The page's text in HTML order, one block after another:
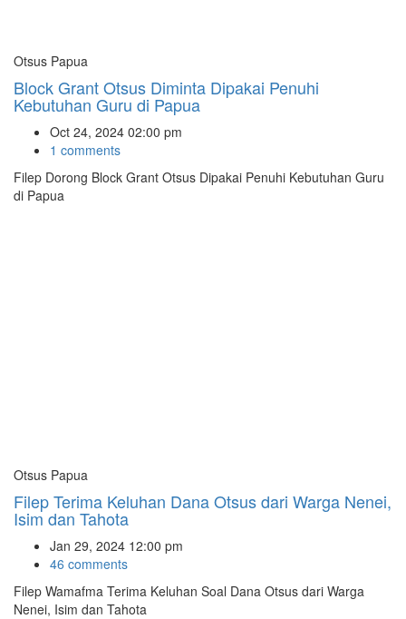
Otsus Papua
Block Grant Otsus Diminta Dipakai Penuhi
Kebutuhan Guru di Papua
Oct 24, 2024 02:00 pm
1 comments
Filep Dorong Block Grant Otsus Dipakai Penuhi Kebutuhan Guru
di Papua
Otsus Papua
Filep Terima Keluhan Dana Otsus dari Warga Nenei,
Isim dan Tahota
Jan 29, 2024 12:00 pm
46 comments
Filep Wamafma Terima Keluhan Soal Dana Otsus dari Warga
Nenei, Isim dan Tahota